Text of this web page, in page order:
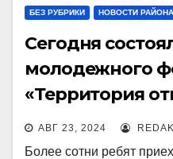
БЕЗ РУБРИКИ НОВОСТИ РАЙОНА
Сегодня
молодежного
«Территория
Рубцовском
реализуется
АВГ 23, 2024
Более сотни ребят